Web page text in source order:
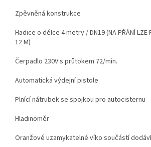
Zpěvněná konstrukce
Hadice o délce 4 metry / DN19 (NA PŘÁNÍ LZE
12 M)
Čerpadlo 230V s průtokem 72/min.
Automatická výdejní pistole
Plnící nátrubek se spojkou pro autocisternu
Hladinoměr
Oranžové uzamykatelné víko součástí